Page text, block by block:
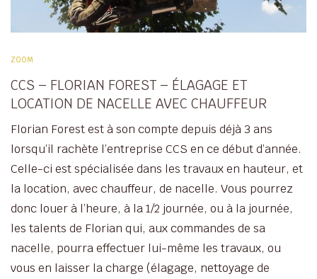
ZOOM
CCS – FLORIAN FOREST – ÉLAGAGE ET
LOCATION DE NACELLE AVEC CHAUFFEUR
Florian Forest est à son compte depuis déjà 3 ans
lorsqu’il rachète l’entreprise CCS en ce début d’année.
Celle-ci est spécialisée dans les travaux en hauteur, et
la location, avec chauffeur, de nacelle. Vous pourrez
donc louer à l’heure, à la 1/2 journée, ou à la journée,
les talents de Florian qui, aux commandes de sa
nacelle, pourra effectuer lui-même les travaux, ou
vous en laisser la charge (élagage, nettoyage de